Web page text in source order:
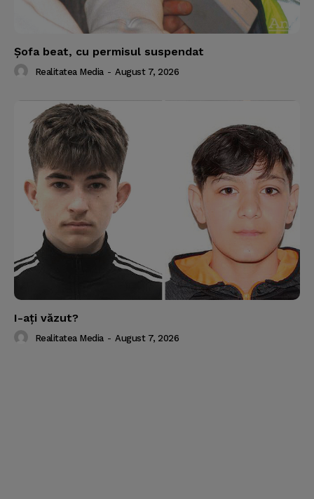
Şofa beat, cu permisul suspendat
Realitatea Media - August 7, 2026
I-aţi văzut?
Realitatea Media - August 7, 2026